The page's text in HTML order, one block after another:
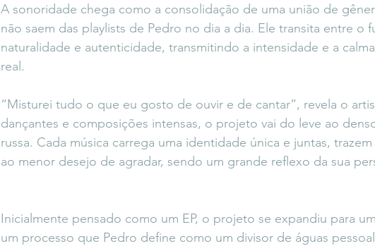
A sonoridade chega como a consolidação de uma união de
não saem das playlists de Pedro no dia a dia. Ele transita entre o
naturalidade e autenticidade, transmitindo a intensidade e a
real.
“Misturei tudo o que eu gosto de ouvir e de cantar”, revela o
dançantes e composições intensas, o projeto vai do leve ao
russa. Cada música carrega uma identidade única e juntas,
ao menor desejo de agradar, sendo um grande reflexo da sua
Inicialmente pensado como um EP, o projeto se expandiu para
um processo que Pedro define como um divisor de águas